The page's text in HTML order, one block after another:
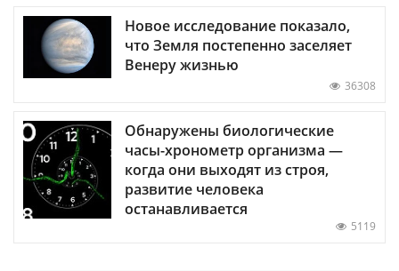
Новое исследование показало,
что Земля постепенно заселяет
Венеру жизнью
36308
Обнаружены биологические
часы-хронометр организма —
когда они выходят из строя,
развитие человека
останавливается
5119